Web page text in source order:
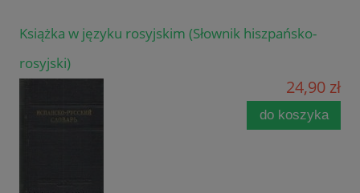
Książka w języku rosyjskim (Słownik hiszpańsko-
rosyjski)
24,90 zł
do koszyka